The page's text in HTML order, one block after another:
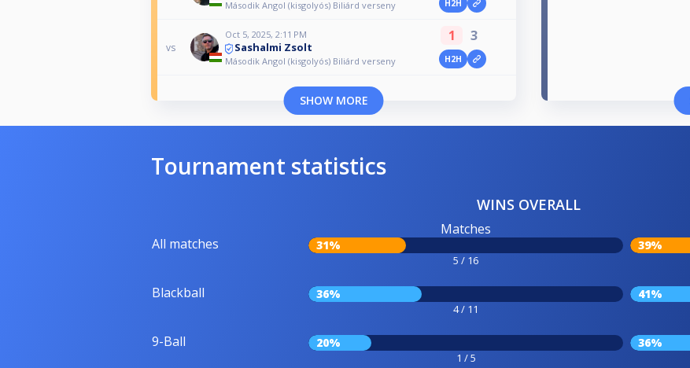
Második Angol (kisgolyós) Biliárd verseny H2H
vs
Oct 5, 2025, 2:11 PM
Sashalmi Zsolt
Második Angol (kisgolyós) Biliárd verseny
1 3
H2H
SHOW MORE
Tournament statistics
WINS OVERALL
All matches
Matches
31%
5 / 16
39%
Blackball 36%
4 / 11
41%
9-Ball 20%
1 / 5
36%